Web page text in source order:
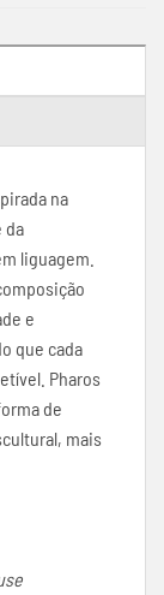
na
da
liguagem.
e
que cada
Pharos
de
mais